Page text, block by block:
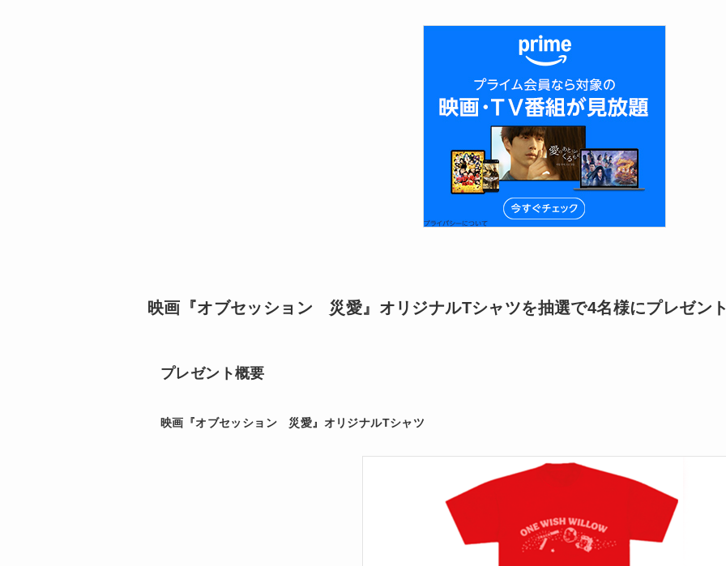
映画『オブセッション 災愛』オリジナルTシャツを抽選で4名様にプレゼン
プレゼント概要
映画『オブセッション 災愛』オリジナルTシャツ